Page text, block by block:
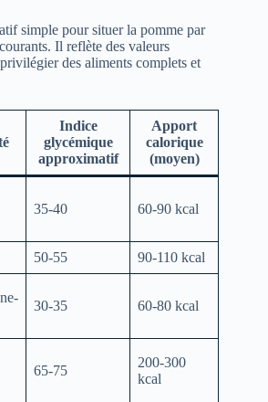
simple pour situer la pomme par
Il reflète des valeurs
des aliments complets et
Indice
glycémique
approximatif
Apport
calorique
(moyen)
35-40 60-90 kcal
50-55 90-110 kcal
30-35 60-80 kcal
65-75
200-300
kcal